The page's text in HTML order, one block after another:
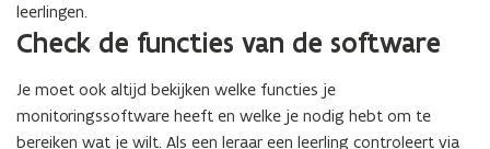
leerlingen.
Check de functies van de software
Je moet ook altijd bekijken welke functies je
monitoringssoftware heeft en welke je nodig hebt om te
bereiken wat je wilt. Als een leraar een leerling controleert via